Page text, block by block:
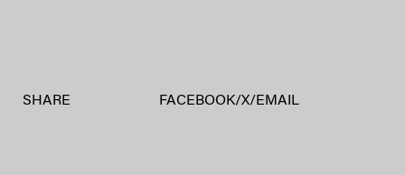
SHARE FACEBOOK/X/EMAIL